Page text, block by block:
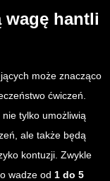
wagę hantli
może znacząco
ćwiczeń.
tylko umożliwią
ale także będą
kontuzji. Zwykle
wadze od 1 do 5